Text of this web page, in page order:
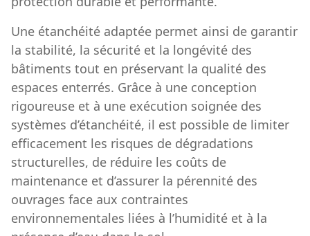
Une étanchéité adaptée permet ainsi de garantir
la stabilité, la sécurité et la longévité des
bâtiments tout en préservant la qualité des
espaces enterrés. Grâce à une conception
rigoureuse et à une exécution soignée des
systèmes d’étanchéité, il est possible de limiter
efficacement les risques de dégradations
structurelles, de réduire les coûts de
maintenance et d’assurer la pérennité des
ouvrages face aux contraintes
environnementales liées à l’humidité et à la